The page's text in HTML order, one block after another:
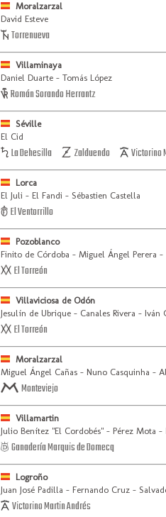
Moralzarzal
David Esteve
Torrenueva
Villaminaya
Daniel Duarte - Tomás López
Román Sorando Herrantz
Séville
El Cid
La Dehesilla Zalduendo Victorino
Lorca
El Juli - El Fandi - Sébastien Castella
El Ventorrillo
Pozoblanco
Finito de Córdoba - Miguel Ángel Perera -
El Torreón
Villaviciosa de Odón
Jesulín de Ubrique - Canales Rivera - Iván
El Torreón
Moralzarzal
Miguel Ángel Cañas - Nuno Casquinha -
Monteviejo
Villamartin
Julio Benítez "El Cordobés" - Pérez Mota
Ganadería Marquis de Domecq
Logroño
Juan José Padilla - Fernando Cruz -
Victorino Martin Andrés